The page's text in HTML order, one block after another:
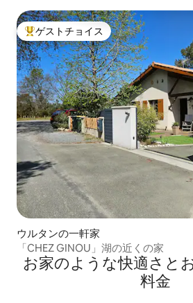
大好評のゲストチョイスです。
ゲストチョイス
ウルタンの一軒家
「CHEZ GINOU」湖の近くの家
お家のような快⁠適⁠さ⁠と
料⁠金